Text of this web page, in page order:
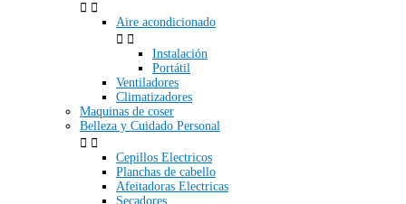
 
Aire acondicionado
 
Instalación
Portátil
Ventiladores
Climatizadores
Maquinas de coser
Belleza y Cuidado Personal
 
Cepillos Electricos
Planchas de cabello
Afeitadoras Electricas
Secadores